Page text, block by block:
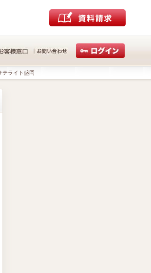
テライト盛岡